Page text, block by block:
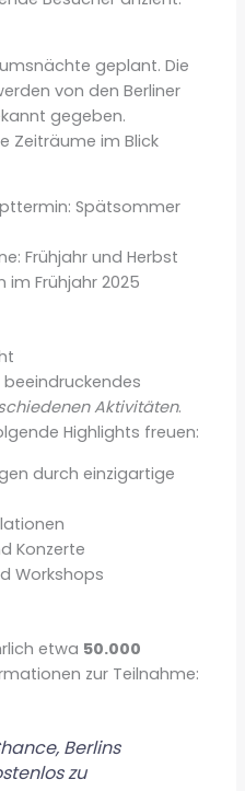
geplant. Die
von den Berliner
gegeben.
Zeiträume im Blick
Spätsommer
Frühjahr und Herbst
im Frühjahr 2025
Aktivitäten.
Highlights freuen:
durch einzigartige
Konzerte
Workshops
etwa 50.000
zur Teilnahme:
Berlins
zu